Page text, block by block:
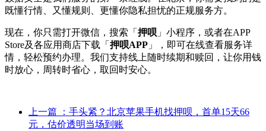
既懂行情、又懂规则、更懂你隐私担忧的正规服务方。
现在，你只需打开微信，搜索「 押呗 」小程序，或者在APP
Store及各应用商店下载「 押呗APP 」，即可在线查看服务详
情，轻松预约办理。我们支持线上随时续期和赎回，让你用钱
时放心，周转时省心，取回时安心。
上一篇
：手头紧？北京苹果手机找押呗，首单15天66
元，估价透明当场到账